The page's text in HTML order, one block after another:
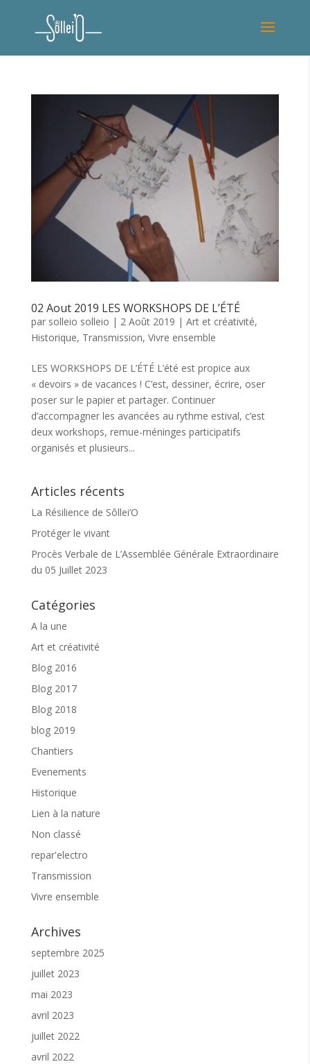
02 Aout 2019 LES WORKSHOPS DE L’ÉTÉ
par solleio solleio | 2 Août 2019 | Art et créativité,
Historique, Transmission, Vivre ensemble
LES WORKSHOPS DE L’ÉTÉ L’été est propice aux
« devoirs » de vacances ! C’est, dessiner, écrire, oser
poser sur le papier et partager. Continuer
d’accompagner les avancées au rythme estival, c’est
deux workshops, remue-méninges participatifs
organisés et plusieurs...
Articles récents
La Résilience de Sôllei’O
Protéger le vivant
Procès Verbale de L’Assemblée Générale Extraordinaire
du 05 Juillet 2023
Catégories
A la une
Art et créativité
Blog 2016
Blog 2017
Blog 2018
blog 2019
Chantiers
Evenements
Historique
Lien à la nature
Non classé
repar'electro
Transmission
Vivre ensemble
Archives
septembre 2025
juillet 2023
mai 2023
avril 2023
juillet 2022
avril 2022